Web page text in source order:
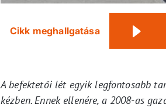
Cikk meghallgatása
A befektetői lét egyik legfontosabb
kézben. Ennek ellenére, a 2008-as